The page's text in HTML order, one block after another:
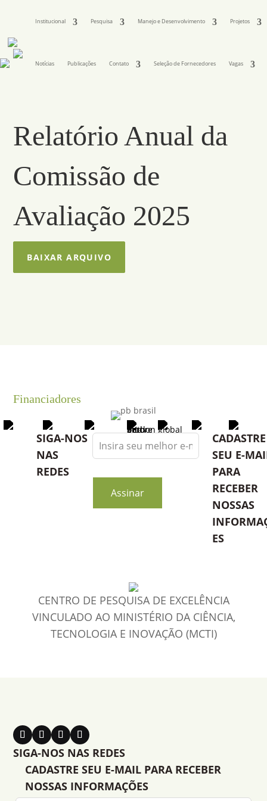
Institucional Pesquisa Manejo e Desenvolvimento Projetos
Notícias Publicações Contato Seleção de Fornecedores Vagas
Relatório Anual da
Comissão de
Avaliação 2025
BAIXAR ARQUIVO
Financiadores
SIGA-NOS
NAS
REDES
Leave
this
blank
Assinar
CADASTRE
SEU E-
PARA
RECEBER
NOSSAS
ES
CENTRO DE PESQUISA DE EXCELÊNCIA
VINCULADO AO MINISTÉRIO DA CIÊNCIA,
TECNOLOGIA E INOVAÇÃO (MCTI)
SIGA-NOS NAS REDES
CADASTRE SEU E-MAIL PARA RECEBER
NOSSAS INFORMAÇÕES